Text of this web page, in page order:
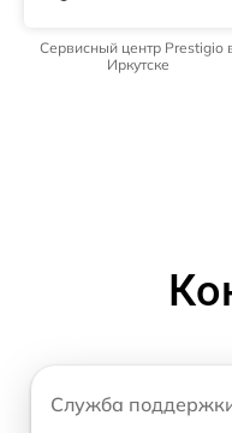
Сервисный центр Prestigio
Иркутске
Служба